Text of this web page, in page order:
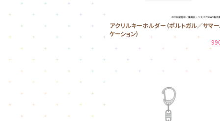
アクリルキーホルダー（ポルトガル／サマ
ケーション）